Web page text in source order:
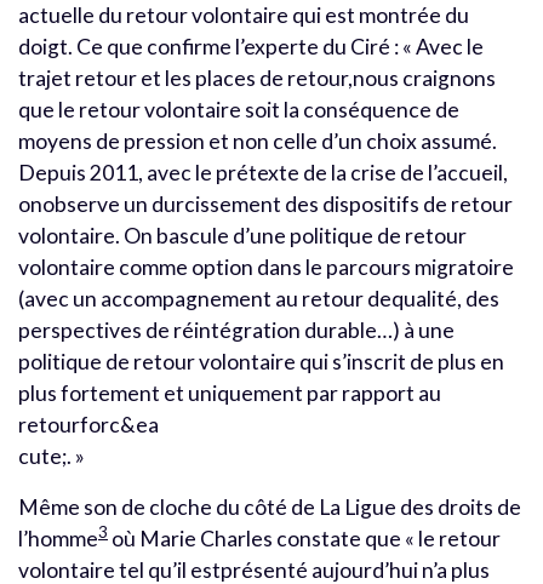
actuelle du retour volontaire qui est montrée du
doigt. Ce que confirme l’experte du Ciré : « Avec le
trajet retour et les places de retour,nous craignons
que le retour volontaire soit la conséquence de
moyens de pression et non celle d’un choix assumé.
Depuis 2011, avec le prétexte de la crise de l’accueil,
onobserve un durcissement des dispositifs de retour
volontaire. On bascule d’une politique de retour
volontaire comme option dans le parcours migratoire
(avec un accompagnement au retour dequalité, des
perspectives de réintégration durable…) à une
politique de retour volontaire qui s’inscrit de plus en
plus fortement et uniquement par rapport au
retourforc&ea
cute;. »
Même son de cloche du côté de La Ligue des droits de
l’homme3 où Marie Charles constate que « le retour
volontaire tel qu’il estprésenté aujourd’hui n’a plus